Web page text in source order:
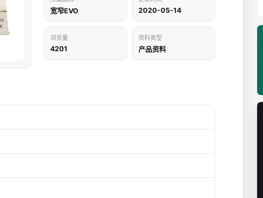
宽窄EVO 2020-05-14
浏览量
4201
资料类型
产品资料